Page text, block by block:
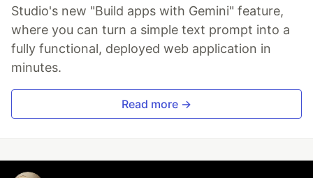
Studio's new "Build apps with Gemini" feature,
where you can turn a simple text prompt into a
fully functional, deployed web application in
minutes.
Read more →